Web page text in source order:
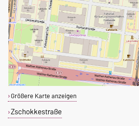
Größere Karte anzeigen
Zschokkestraße